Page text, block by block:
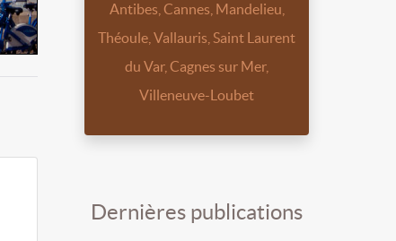
Antibes, Cannes, Mandelieu,
Théoule, Vallauris, Saint Laurent
du Var, Cagnes sur Mer,
Villeneuve-Loubet
Dernières publications